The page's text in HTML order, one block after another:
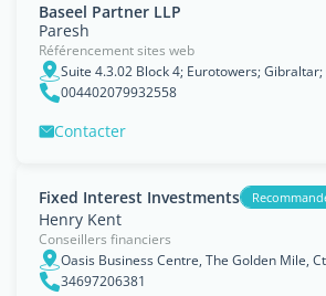
Baseel Partner LLP
Paresh
Référencement sites web
Suite 4.3.02 Block 4; Eurotowers; Gibraltar;
004402079932558
Contacter
Fixed Interest Investments
Henry Kent
Conseillers financiers
Oasis Business Centre, The Golden Mile,
34697206381